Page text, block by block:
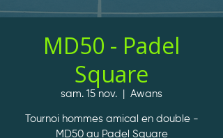
MD50 - Padel
Square
sam. 15 nov. Awans
Tournoi hommes amical en double -
MD50 au Padel Square